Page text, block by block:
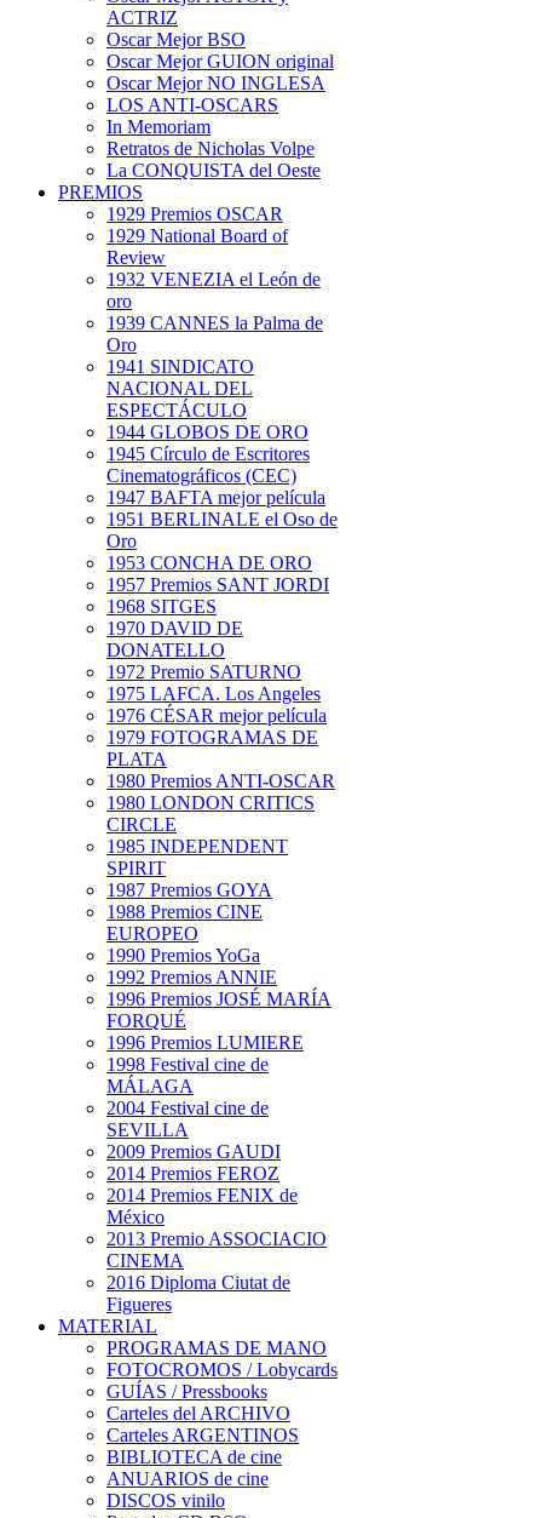
ACTRIZ
Oscar Mejor BSO
Oscar Mejor GUION original
Oscar Mejor NO INGLESA
LOS ANTI-OSCARS
In Memoriam
Retratos de Nicholas Volpe
La CONQUISTA del Oeste
PREMIOS
1929 Premios OSCAR
1929 National Board of
Review
1932 VENEZIA el León de
oro
1939 CANNES la Palma de
Oro
1941 SINDICATO
NACIONAL DEL
ESPECTÁCULO
1944 GLOBOS DE ORO
1945 Círculo de Escritores
Cinematográficos (CEC)
1947 BAFTA mejor película
1951 BERLINALE el Oso de
Oro
1953 CONCHA DE ORO
1957 Premios SANT JORDI
1968 SITGES
1970 DAVID DE
DONATELLO
1972 Premio SATURNO
1975 LAFCA. Los Angeles
1976 CÉSAR mejor película
1979 FOTOGRAMAS DE
PLATA
1980 Premios ANTI-OSCAR
1980 LONDON CRITICS
CIRCLE
1985 INDEPENDENT
SPIRIT
1987 Premios GOYA
1988 Premios CINE
EUROPEO
1990 Premios YoGa
1992 Premios ANNIE
1996 Premios JOSÉ MARÍA
FORQUÉ
1996 Premios LUMIERE
1998 Festival cine de
MÁLAGA
2004 Festival cine de
SEVILLA
2009 Premios GAUDI
2014 Premios FEROZ
2014 Premios FENIX de
México
2013 Premio ASSOCIACIO
CINEMA
2016 Diploma Ciutat de
Figueres
MATERIAL
PROGRAMAS DE MANO
FOTOCROMOS / Lobycards
GUÍAS / Pressbooks
Carteles del ARCHIVO
Carteles ARGENTINOS
BIBLIOTECA de cine
ANUARIOS de cine
DISCOS vinilo